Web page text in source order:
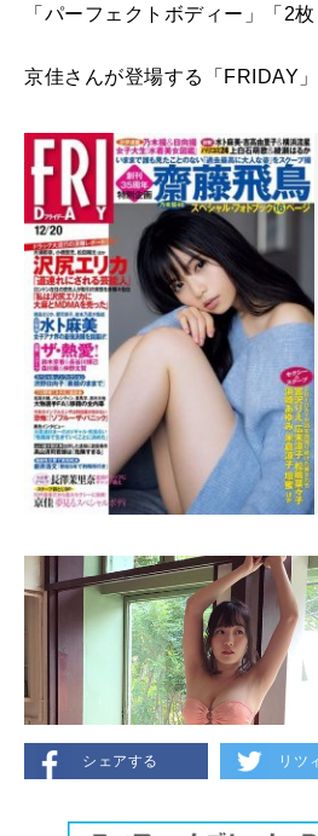
「パーフェクトボディー」「2
京佳さんが登場する「FRIDAY
シェアする リツ